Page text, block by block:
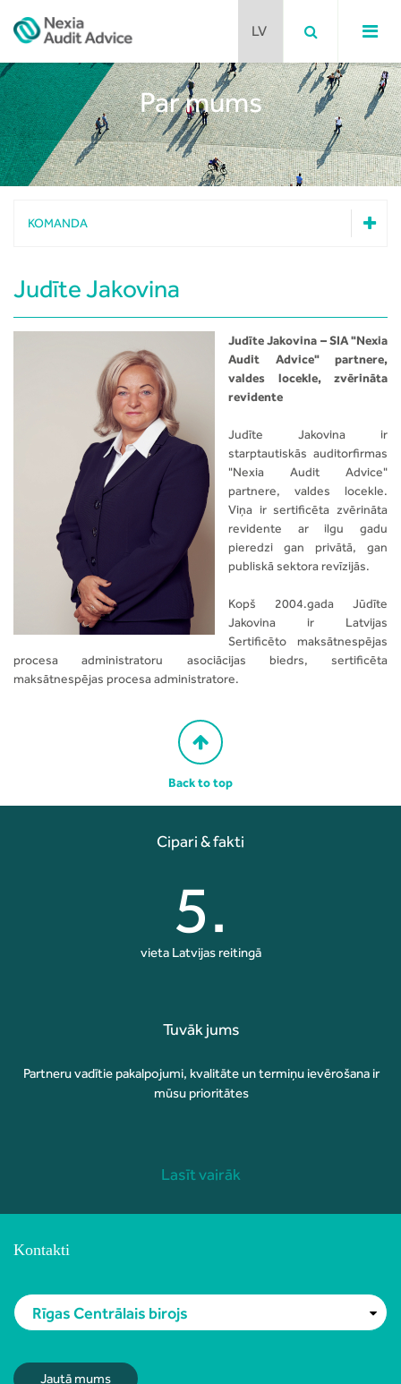
Komanda
Klienti
Revīzijas pakalpojumi
Iekšējais audits un risku pārvaldība
Grāmatvedība
IFRS
ESEF
Nodokļi
Konsultēšana
Transfertcenas
Uzņēmumu apvienošanās un pārņemšana (M&A)
First North
Prakses iespējas
Par mums
KOMANDA
Judīte Jakovina
Olga Molčanova
Atklātības ziņojums
Sankciju ievērošana
Judīte Jakovina
Judīte Jakovina – SIA "Nexia
Audit Advice" partnere,
valdes locekle, zvērināta
revidente
Judīte Jakovina ir
starptautiskās auditorfirmas
"Nexia Audit Advice"
partnere, valdes locekle.
Viņa ir sertificēta zvērināta
revidente ar ilgu gadu
pieredzi gan privātā, gan
publiskā sektora revīzijās.
Kopš 2004.gada Jūdīte
Jakovina ir Latvijas
Sertificēto maksātnespējas
procesa administratoru asociācijas biedrs, sertificēta
maksātnespējas procesa administratore.
Back to top
Cipari & fakti
5.
vieta Latvijas reitingā
Tuvāk jums
Partneru vadītie pakalpojumi, kvalitāte un termiņu ievērošana ir
mūsu prioritātes
Lasīt vairāk
Kontakti
Rīgas Centrālais birojs
Jautā mums